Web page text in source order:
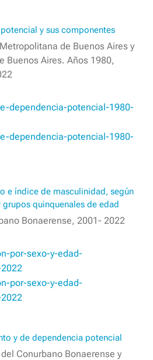
y sus componentes
de Buenos Aires y
Buenos Aires. Años 1980,
dependencia-potencial-1980-
dependencia-potencial-1980-
e índice de masculinidad, según
quinquenales de edad
Bonaerense, 2001- 2022
por-sexo-y-edad-
por-sexo-y-edad-
y de dependencia potencial
Conurbano Bonaerense y